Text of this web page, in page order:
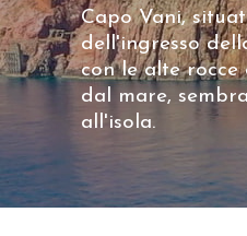
Capo Vani,
dell'ingresso
con le alte rocce
dal mare,
all'isola.